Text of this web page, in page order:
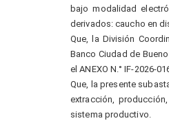
bajo modalidad
derivados: caucho en
Que, la División
Banco Ciudad de
el ANEXO N.° IF-2026-
Que, la presente
extracción,
sistema productivo.